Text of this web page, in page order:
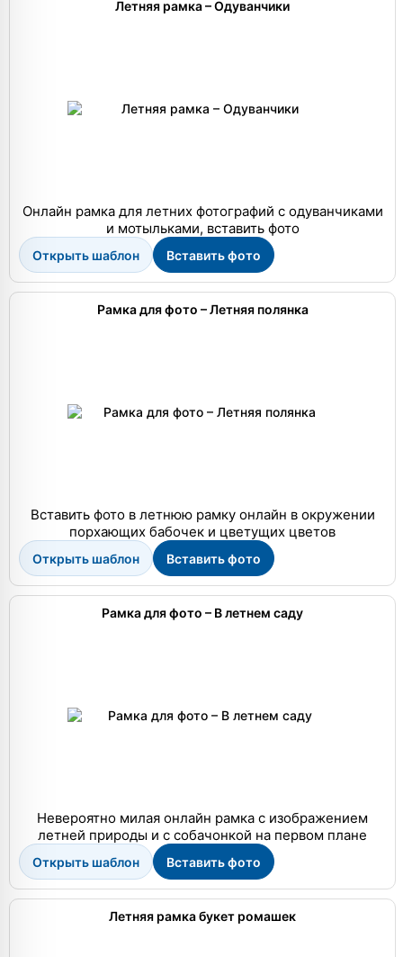
Летняя рамка – Одуванчики
Онлайн рамка для летних фотографий с одуванчиками
и мотыльками, вставить фото
Открыть шаблон Вставить фото
Рамка для фото – Летняя полянка
Вставить фото в летнюю рамку онлайн в окружении
порхающих бабочек и цветущих цветов
Открыть шаблон Вставить фото
Рамка для фото – В летнем саду
Невероятно милая онлайн рамка с изображением
летней природы и с собачонкой на первом плане
Открыть шаблон Вставить фото
Летняя рамка букет ромашек